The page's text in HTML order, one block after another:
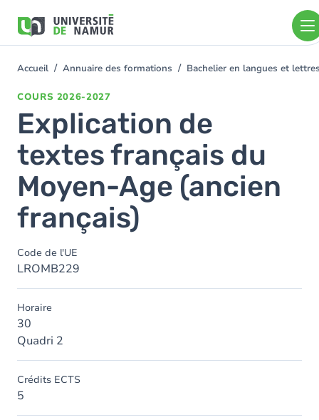
contenu
You
Accueil Annuaire des formations Bachelier en langues et
COURS 2026-2027
Explication de
textes français du
Moyen-Age (ancien
français)
Code de l'UE
LROMB229
Horaire
30
Quadri 2
Crédits ECTS
5